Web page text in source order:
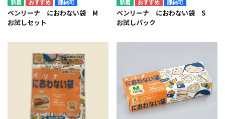
即納可
ベンリーナ におわない袋 M
お試しセット
即納可
ベンリーナ におわない袋 S
お試しパック